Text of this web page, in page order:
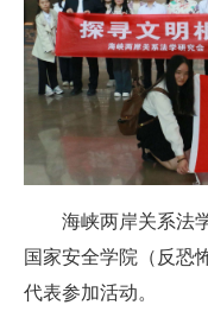
海峡两岸关系法
国家安全学院（反恐
代表参加活动。